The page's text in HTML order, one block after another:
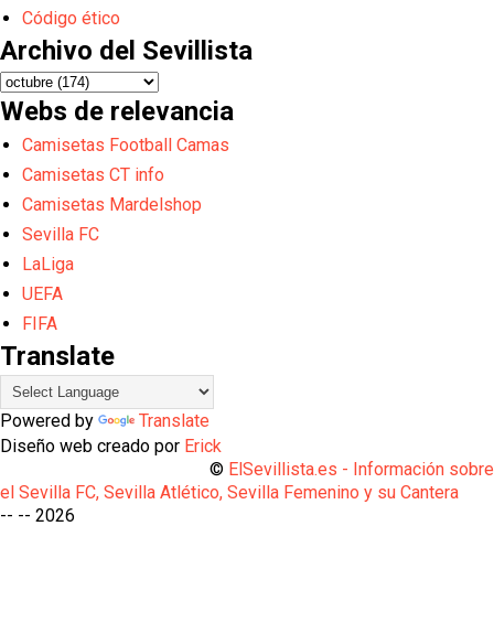
Código ético
Archivo del Sevillista
Webs de relevancia
Camisetas Football Camas
Camisetas CT info
Camisetas Mardelshop
Sevilla FC
LaLiga
UEFA
FIFA
Translate
Powered by
Translate
Diseño web creado por Erick
© ElSevillista.es - Información sobre
el Sevilla FC, Sevilla Atlético, Sevilla Femenino y su Cantera
-- -- 2026